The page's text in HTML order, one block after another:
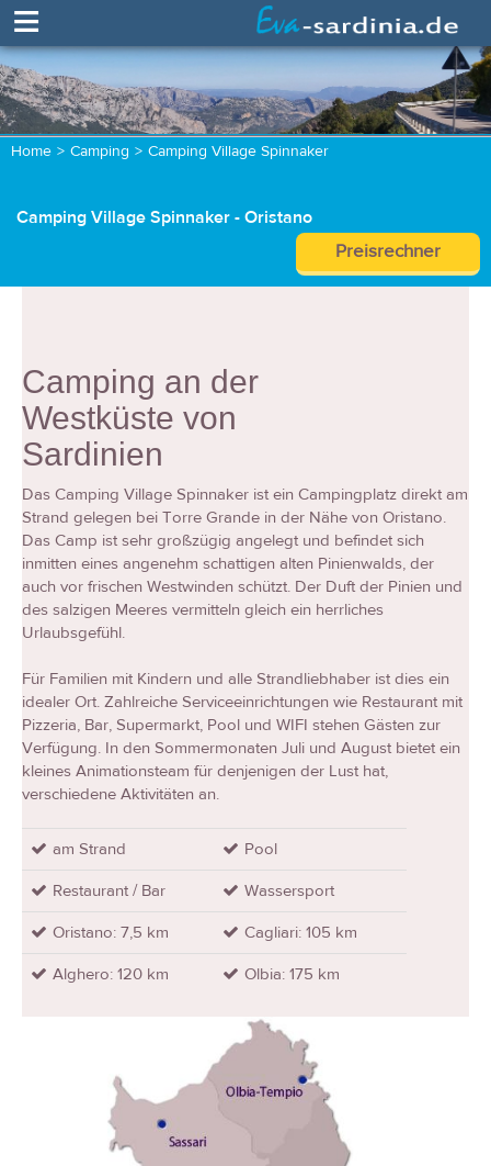
≡
Home > Camping > Camping Village Spinnaker
Camping Village Spinnaker - Oristano
Preisrechner
Camping an der
Westküste von
Sardinien
Das Camping Village Spinnaker ist ein Campingplatz direkt am
Strand gelegen bei Torre Grande in der Nähe von Oristano.
Das Camp ist sehr großzügig angelegt und befindet sich
inmitten eines angenehm schattigen alten Pinienwalds, der
auch vor frischen Westwinden schützt. Der Duft der Pinien und
des salzigen Meeres vermitteln gleich ein herrliches
Urlaubsgefühl.
Für Familien mit Kindern und alle Strandliebhaber ist dies ein
idealer Ort. Zahlreiche Serviceeinrichtungen wie Restaurant mit
Pizzeria, Bar, Supermarkt, Pool und WIFI stehen Gästen zur
Verfügung. In den Sommermonaten Juli und August bietet ein
kleines Animationsteam für denjenigen der Lust hat,
verschiedene Aktivitäten an.
am Strand
Pool
Restaurant / Bar
Wassersport
Oristano: 7,5 km
Cagliari: 105 km
Alghero: 120 km
Olbia: 175 km